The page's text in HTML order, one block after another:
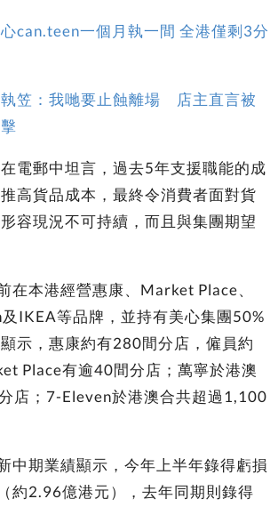
can.teen一個月執一間 全港僅剩3分
笠：我哋要止蝕離場 店主直言被
電郵中坦言，過去5年支援職能的成
高貨品成本，最終令消費者面對貨
容現況不可持續，而且與集團期望
在本港經營惠康、Market Place、
IKEA等品牌，並持有美心集團50%
示，惠康約有280間分店，僱員約
Place有逾40間分店；萬寧於港澳
店；7-Eleven於港澳合共超過1,100
中期業績顯示，今年上半年錄得虧損
約2.96億港元），去年同期則錄得